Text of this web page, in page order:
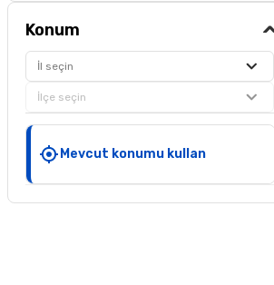
Konum
İl seçin
İlçe seçin
Mevcut konumu kullan